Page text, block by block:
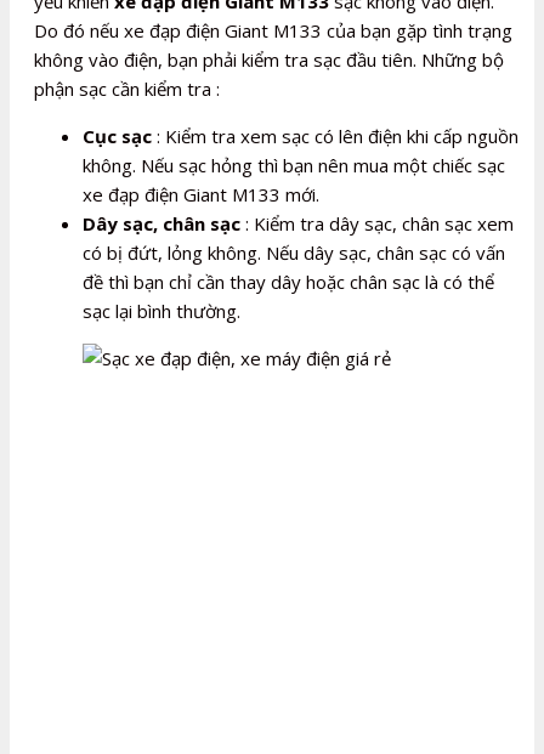
Do đó nếu xe đạp điện Giant M133 của bạn gặp tình trạng
không vào điện, bạn phải kiểm tra sạc đầu tiên. Những bộ
phận sạc cần kiểm tra :
Cục sạc : Kiểm tra xem sạc có lên điện khi cấp nguồn
không. Nếu sạc hỏng thì bạn nên mua một chiếc sạc
xe đạp điện Giant M133 mới.
Dây sạc, chân sạc : Kiểm tra dây sạc, chân sạc xem
có bị đứt, lỏng không. Nếu dây sạc, chân sạc có vấn
đề thì bạn chỉ cần thay dây hoặc chân sạc là có thể
sạc lại bình thường.